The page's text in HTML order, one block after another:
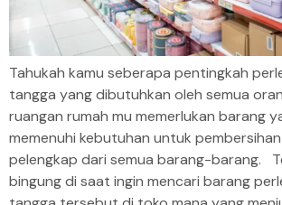
Tahukah kamu seberapa pentingkah
tangga yang dibutuhkan oleh semua
ruangan rumah mu memerlukan barang
memenuhi kebutuhan untuk
pelengkap dari semua barang-barang.
bingung di saat ingin mencari barang